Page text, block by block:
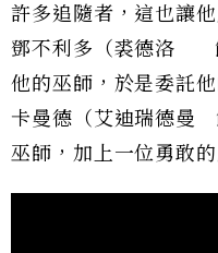
許多追隨者，這也讓
鄧不利多（裘德洛
他的巫師，於是委託
卡曼德（艾迪瑞德曼
巫師，加上一位勇敢